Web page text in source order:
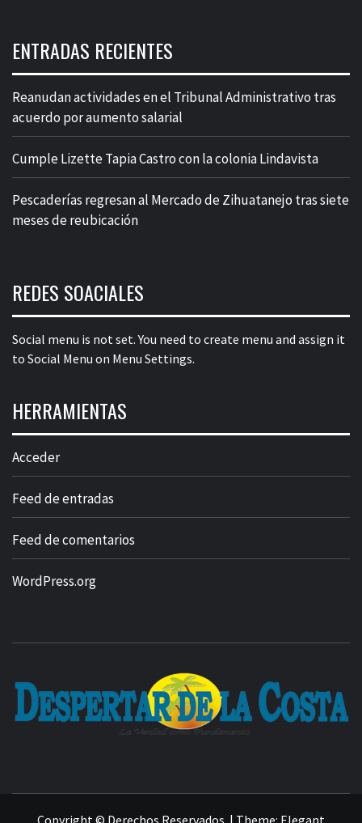
ENTRADAS RECIENTES
Reanudan actividades en el Tribunal Administrativo tras
acuerdo por aumento salarial
Cumple Lizette Tapia Castro con la colonia Lindavista
Pescaderías regresan al Mercado de Zihuatanejo tras siete
meses de reubicación
REDES SOACIALES
Social menu is not set. You need to create menu and assign it
to Social Menu on Menu Settings.
HERRAMIENTAS
Acceder
Feed de entradas
Feed de comentarios
WordPress.org